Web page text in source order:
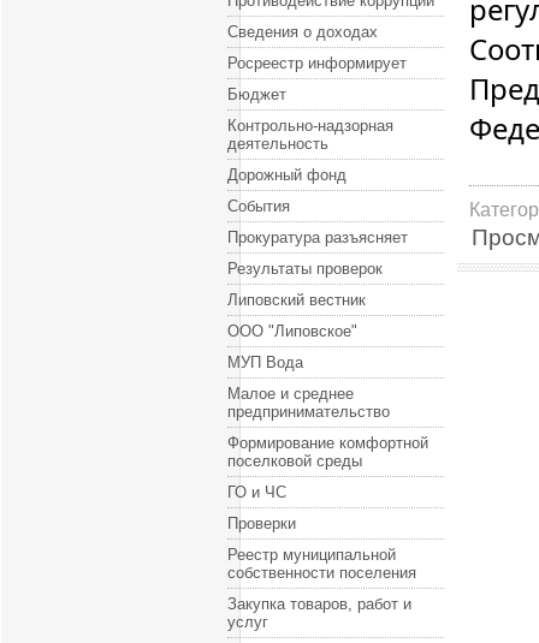
Сведения о доходах
Росреестр информирует
Бюджет
Контрольно-надзорная
деятельность
Дорожный фонд
События
Прокуратура разъясняет
Результаты проверок
Липовский вестник
ООО "Липовское"
МУП Вода
Малое и среднее
предпринимательство
Формирование комфортной
поселковой среды
ГО и ЧС
Проверки
Реестр муниципальной
собственности поселения
Закупка товаров, работ и
услуг